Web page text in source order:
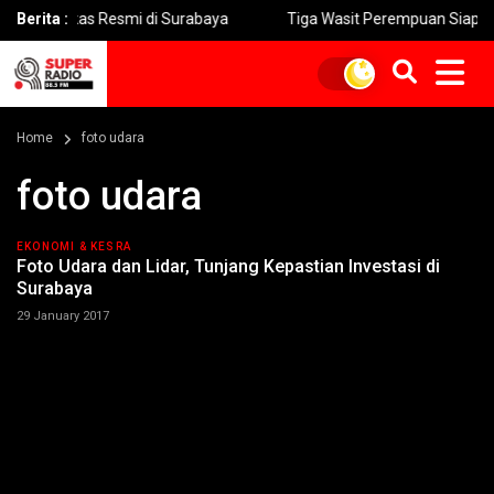
Berita :Resmi di Surabaya Tiga Wasit Perempuan Siap Pimpin
Home foto udara
foto udara
EKONOMI & KESRA
Foto Udara dan Lidar, Tunjang Kepastian Investasi di
Surabaya
29 January 2017